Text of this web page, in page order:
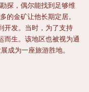
探，偶尔能找到足够维
的金矿让他长期定居。
开发。当时，为了支持
生。该地区也被视为通
成为一座旅游胜地。